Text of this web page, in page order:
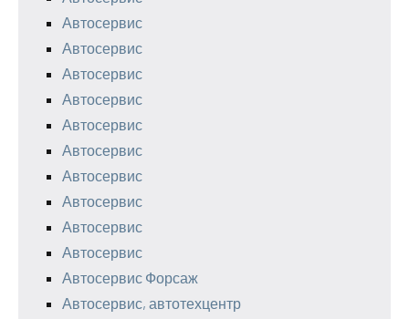
Автосервис
Автосервис
Автосервис
Автосервис
Автосервис
Автосервис
Автосервис
Автосервис
Автосервис
Автосервис
Автосервис Форсаж
Автосервис, автотехцентр